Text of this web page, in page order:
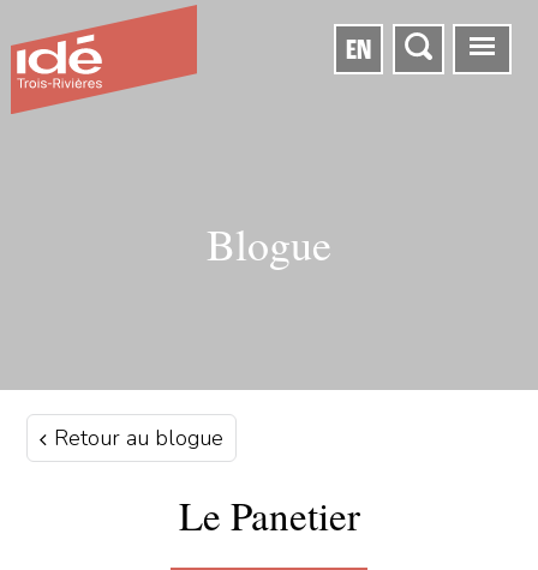
EN
Blogue
Retour au blogue
Le Panetier